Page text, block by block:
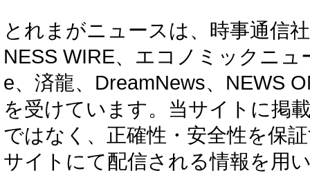
とれまがニュースは、時事通信
NESS WIRE、エコノミックニ
e、済龍、DreamNews、NEWS
を受けています。当サイトに掲
ではなく、正確性・安全性を保
サイトにて配信される情報を用